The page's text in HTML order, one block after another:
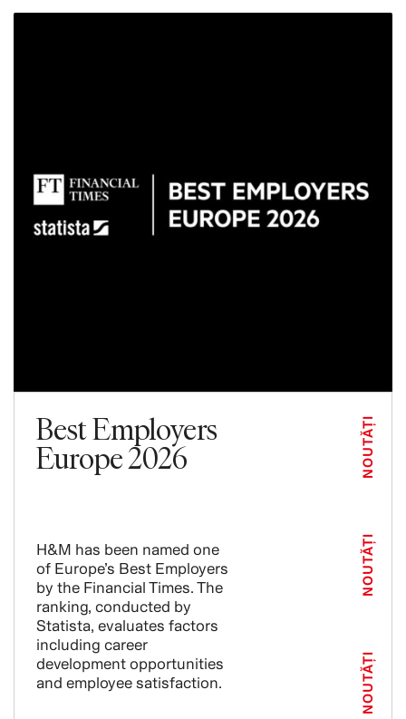
Best Employers
Europe 2026
H&M has been named one
of Europe’s Best Employers
by the Financial Times. The
ranking, conducted by
Statista, evaluates factors
including career
development opportunities
and employee satisfaction.
NOUTĂȚI
NOUTĂȚI
NOUTĂȚI